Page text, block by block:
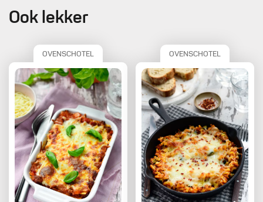
Ook lekker
OVENSCHOTEL OVENSCHOTEL